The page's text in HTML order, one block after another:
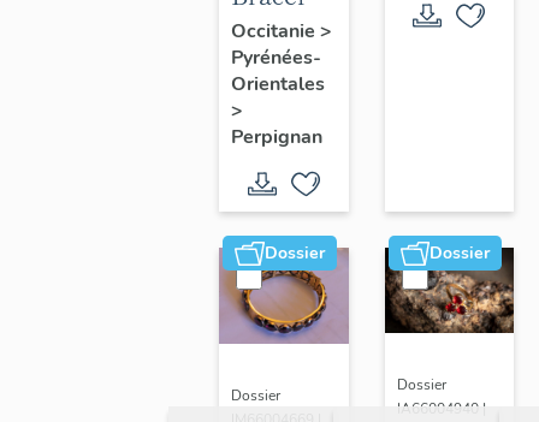
en or et
grenat
Occitanie >
Pyrénées-
Orientales
>
Perpignan
grenat :
Dossier
Dossier
Dossier
Dossier
IA66004940 |